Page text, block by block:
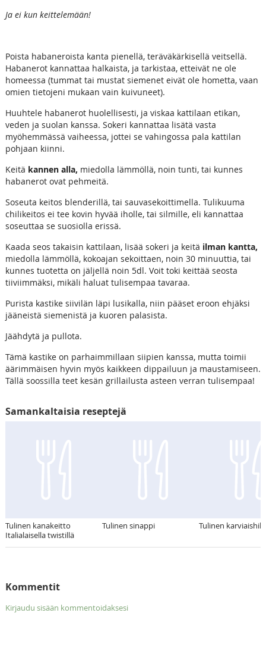
Ja ei kun keittelemään!
Poista habaneroista kanta pienellä, teräväkärkisellä veitsellä.
Habanerot kannattaa halkaista, ja tarkistaa, etteivät ne ole
homeessa (tummat tai mustat siemenet eivät ole hometta, vaan
omien tietojeni mukaan vain kuivuneet).
Huuhtele habanerot huolellisesti, ja viskaa kattilaan etikan,
veden ja suolan kanssa. Sokeri kannattaa lisätä vasta
myöhemmässä vaiheessa, jottei se vahingossa pala kattilan
pohjaan kiinni.
Keitä kannen alla, miedolla lämmöllä, noin tunti, tai kunnes
habanerot ovat pehmeitä.
Soseuta keitos blenderillä, tai sauvasekoittimella. Tulikuuma
chilikeitos ei tee kovin hyvää iholle, tai silmille, eli kannattaa
soseuttaa se suosiolla erissä.
Kaada seos takaisin kattilaan, lisää sokeri ja keitä ilman kantta,
miedolla lämmöllä, kokoajan sekoittaen, noin 30 minuuttia, tai
kunnes tuotetta on jäljellä noin 5dl. Voit toki keittää seosta
tiiviimmäksi, mikäli haluat tulisempaa tavaraa.
Purista kastike siivilän läpi lusikalla, niin pääset eroon ehjäksi
jääneistä siemenistä ja kuoren palasista.
Jäähdytä ja pullota.
Tämä kastike on parhaimmillaan siipien kanssa, mutta toimii
äärimmäisen hyvin myös kaikkeen dippailuun ja maustamiseen.
Tällä soossilla teet kesän grillailusta asteen verran tulisempaa!
Samankaltaisia reseptejä
Tulinen kanakeitto
Italialaisella twistillä
Tulinen sinappi Tulinen
Kommentit
Kirjaudu sisään kommentoidaksesi